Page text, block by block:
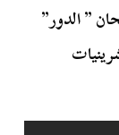
” الدور”